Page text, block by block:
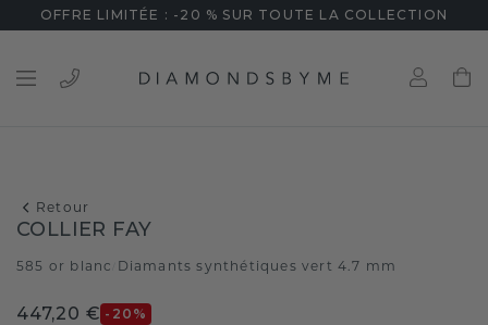
OFFRE LIMITÉE : -20 % SUR TOUTE LA COLLECTION
Retour
COLLIER FAY
585 or blanc Diamants synthétiques vert 4.7 mm
447,20 € -20 %